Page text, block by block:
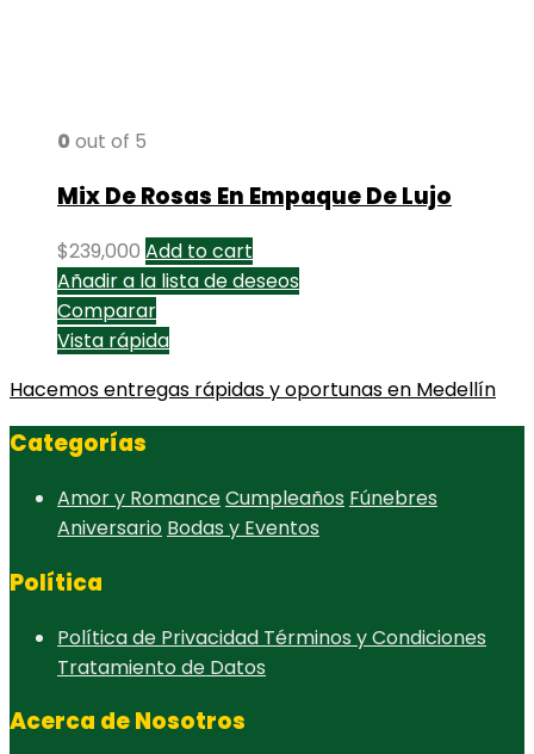
0 out of 5
Mix De Rosas En Empaque De Lujo
$239,000 Add to cart
Añadir a la lista de deseos
Comparar
Vista rápida
Hacemos entregas rápidas y oportunas en Medellín
Categorías
Amor y RomanceCumpleaños Fúnebres
Aniversario Bodas y Eventos
Política
Política de Privacidad Términos y Condiciones
Tratamiento de Datos
Acerca de Nosotros